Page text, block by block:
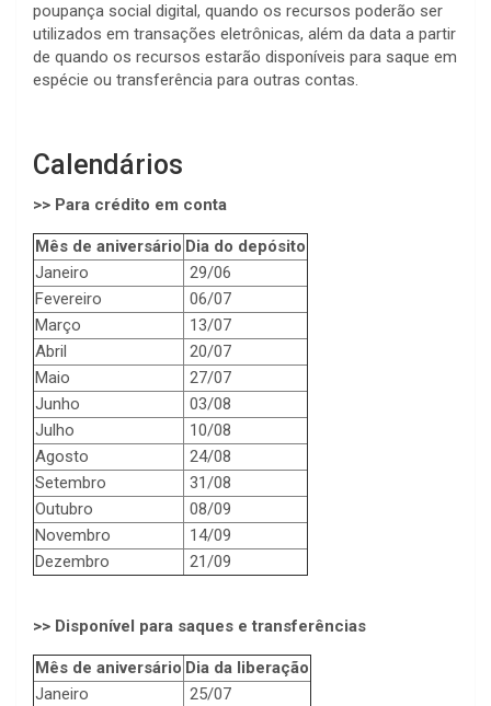
poupança social digital, quando os recursos poderão ser
utilizados em transações eletrônicas, além da data a partir
de quando os recursos estarão disponíveis para saque em
espécie ou transferência para outras contas.
Calendários
>> Para crédito em conta
Mês de aniversário Dia do depósito
Janeiro
29/06
Fevereiro
06/07
Março
13/07
Abril
20/07
Maio
27/07
Junho
03/08
Julho
10/08
Agosto
24/08
Setembro
31/08
Outubro
08/09
Novembro
14/09
Dezembro
21/09
>> Disponível para saques e transferências
Mês de aniversário Dia da liberação
Janeiro
25/07